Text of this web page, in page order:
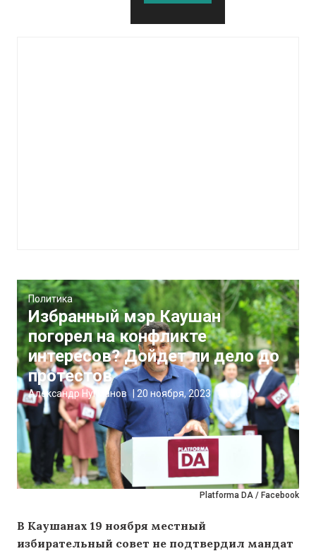
Platforma DA / Facebook
Политика
Избранный мэр Каушан
погорел на конфликте
интересов? Дойдет ли дело до
протестов
Александр Нугманов 20 ноября, 2023 19:00
В Каушанах 19 ноября местный
избирательный совет не подтвердил мандат